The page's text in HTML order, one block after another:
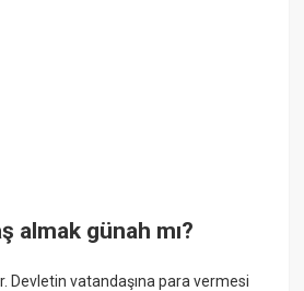
almak günah mı?
Devletin vatandaşına para vermesi